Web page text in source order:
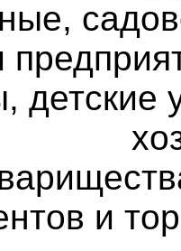
детские
и